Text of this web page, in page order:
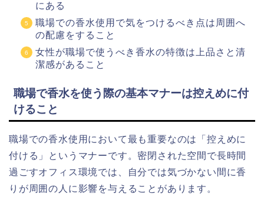
にある
職場での香水使用で気をつけるべき点は周囲へ
の配慮をすること
女性が職場で使うべき香水の特徴は上品さと清
潔感があること
職場で香水を使う際の基本マナーは控えめに付
けること
職場での香水使用において最も重要なのは「控えめに
付ける」というマナーです。密閉された空間で長時間
過ごすオフィス環境では、自分では気づかない間に香
りが周囲の人に影響を与えることがあります。